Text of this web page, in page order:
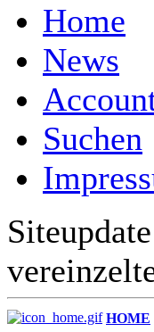
Home
News
Suchen
HOME